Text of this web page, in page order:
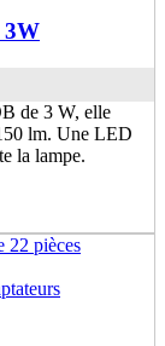
3W
de 3 W, elle
lm. Une LED
la lampe.